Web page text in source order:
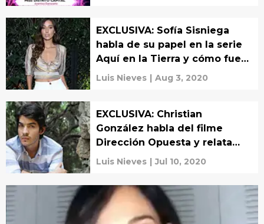
EXCLUSIVA: Sofía Sisniega
habla de su papel en la serie
Aquí en la Tierra y cómo fue
grabar con Gael García Bernal
Luis Nieves | Aug 3, 2020
EXCLUSIVA: Christian
González habla del filme
Dirección Opuesta y relata
cómo fue su primera escena
Luis Nieves | Jul 10, 2020